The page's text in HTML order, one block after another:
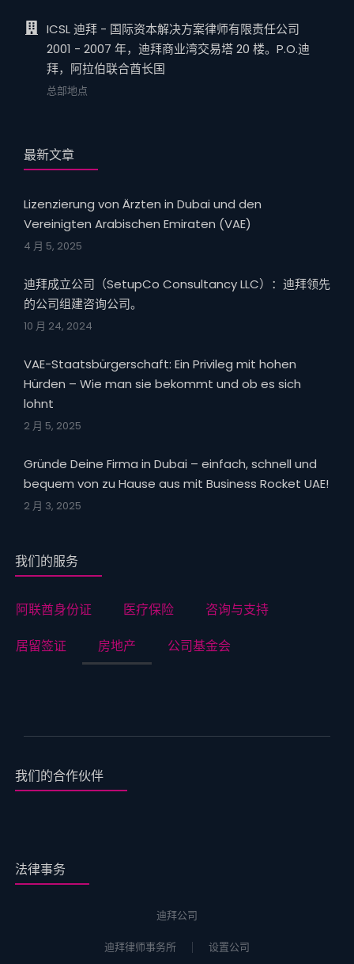
ICSL 迪拜 - 国际资本解决方案律师有限责任公司
2001 - 2007 年，迪拜商业湾交易塔 20 楼。P.O.迪
拜，阿拉伯联合酋长国
总部地点
最新文章
Lizenzierung von Ärzten in Dubai und den
Vereinigten Arabischen Emiraten (VAE)
4 月 5, 2025
迪拜成立公司（SetupCo Consultancy LLC）：迪拜领先
的公司组建咨询公司。
10 月 24, 2024
VAE-Staatsbürgerschaft: Ein Privileg mit hohen
Hürden – Wie man sie bekommt und ob es sich
lohnt
2 月 5, 2025
Gründe Deine Firma in Dubai – einfach, schnell und
bequem von zu Hause aus mit Business Rocket UAE!
2 月 3, 2025
我们的服务
阿联酋身份证 医疗保险
咨询与支持
居留签证
房地产 公司基金会
我们的合作伙伴
法律事务
迪拜公司
迪拜律师事务所 设置公司